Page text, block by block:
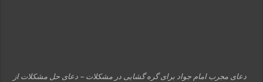
دعای مجرب امام جواد برای گره گشایی در مشکلات – دعای حل مشکلات از